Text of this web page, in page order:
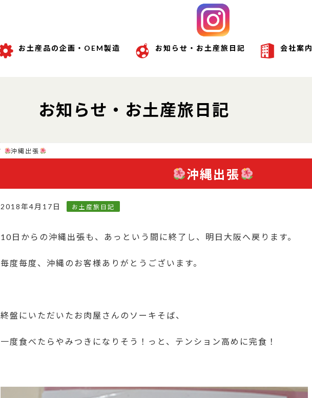
お土産品の企画・OEM製造 お知らせ・お土産旅日記 会社案内
お知らせ・お土産旅日記
沖縄出張
沖縄出張
2018年4月17日 お土産旅日記
10日からの沖縄出張も、あっという間に終了し、明日大阪へ戻ります。
毎度毎度、沖縄のお客様ありがとうございます。
終盤にいただいたお肉屋さんのソーキそば、
一度食べたらやみつきになりそう！っと、テンション高めに完食！